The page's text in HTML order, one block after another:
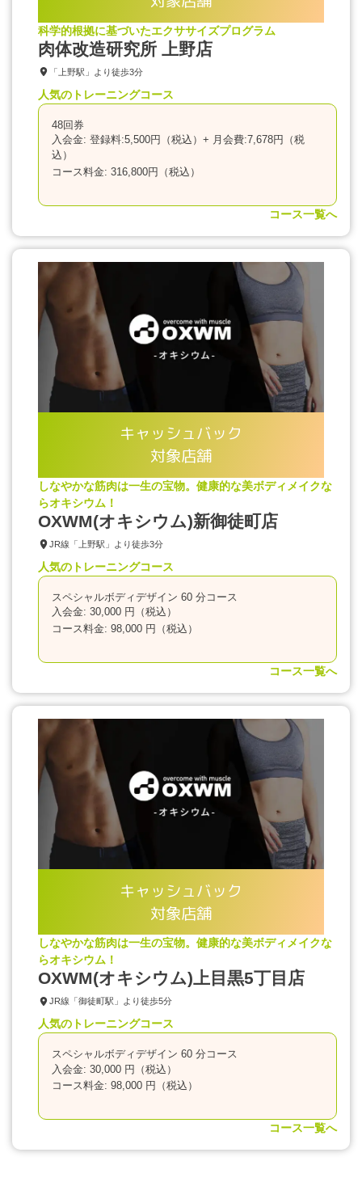
科学的根拠に基づいたエクササイズプログラム
肉体改造研究所 上野店
「上野駅」より徒歩3分
人気のトレーニングコース
48回券
入会金: 登録料:5,500円（税込）+ 月会費:7,678円（税
込）
コース料金: 316,800円（税込）
コース一覧へ
キャッシュバック
対象店舗
しなやかな筋肉は一生の宝物。健康的な美ボディメイクな
らオキシウム！
OXWM(オキシウム)新御徒町店
JR線「上野駅」より徒歩3分
人気のトレーニングコース
スペシャルボディデザイン 60 分コース
入会金: 30,000 円（税込）
コース料金: 98,000 円（税込）
コース一覧へ
キャッシュバック
対象店舗
しなやかな筋肉は一生の宝物。健康的な美ボディメイクな
らオキシウム！
OXWM(オキシウム)上目黒5丁目店
JR線「御徒町駅」より徒歩5分
人気のトレーニングコース
スペシャルボディデザイン 60 分コース
入会金: 30,000 円（税込）
コース料金: 98,000 円（税込）
コース一覧へ